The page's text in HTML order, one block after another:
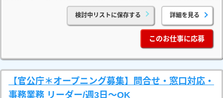
検討中リストに保存する 詳細を見る
このお仕事に応募
【官公庁＊オープニング募集】問合せ・窓口対応・
事務業務 リーダー/週3日～OK